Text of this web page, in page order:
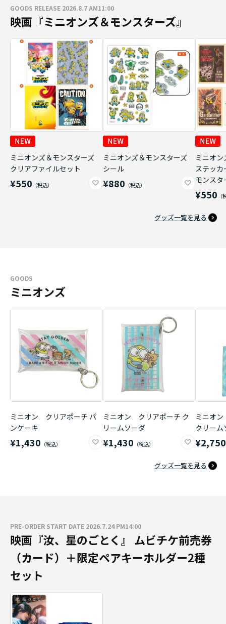
GOODS RELEASE 2026.8.7 AM11:00
映画『ミニオンズ＆モンスターズ』
ミニオンズ＆モンスターズ
クリアファイルセット
¥550
ミニオンズ＆モンスターズ
シール
¥880
ミニオ
ステッ
モンスタ
¥550
グッズ一覧を見る
GOODS
ミニオンズ
ミニオン クリアポーチ パ
ンケーキ
¥1,430
ミニオン クリアポーチ ク
リームソーダ
¥1,430
ミニオ
クリーム
¥2,750
グッズ一覧を見る
PRE-ORDER START DATE 2026.7.24 PM14:00
映画『汝、星のごとく』 ムビチケ前売券
（カード）＋限定ペアキーホルダー2種
セット